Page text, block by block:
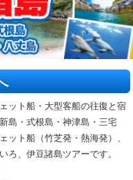
ット船・大型客船の往復と宿
島・式根島・神津島・三宅
ット船（竹芝発・熱海発）、
ろ、伊豆諸島ツアーです。